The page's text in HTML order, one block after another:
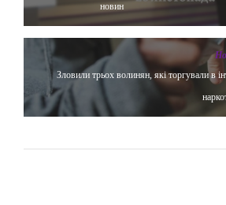
новин
Зловили трьох волинян, які торгували в